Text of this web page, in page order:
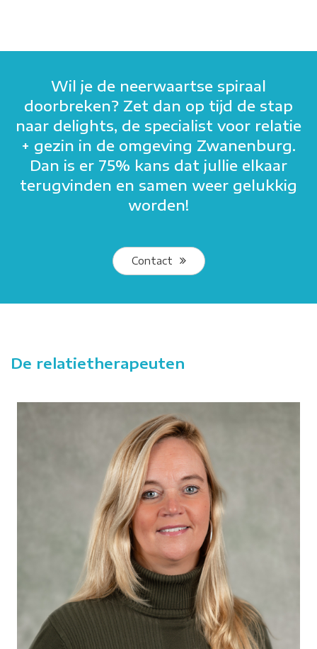
Wil je de neerwaartse spiraal
doorbreken? Zet dan op tijd de stap
naar delights, de specialist voor relatie
+ gezin in de omgeving Zwanenburg.
Dan is er 75% kans dat jullie elkaar
terugvinden en samen weer gelukkig
worden!
Contact
De relatietherapeuten